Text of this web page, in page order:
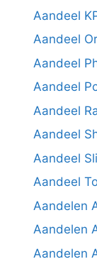
Aandeel
Aandeel
Aandeel
Aandeel
Aandeel
Aandeel
Aandeel
Aandeel
Aandelen
Aandelen
Aandelen